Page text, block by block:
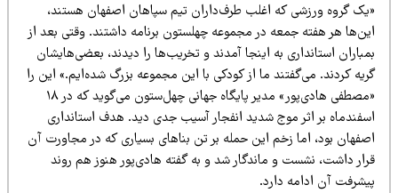
گروه ورزشی که اغلب طرف‌داران تیم سپاهان اصفهان هستند،
هر هفته جمعه در مجموعه چهلستون برنامه داشتند. وقتی بعد از
استانداری به اینجا آمدند و تخریب‌ها را دیدند، بعضی‌هایشان
کردند. می‌گفتند ما از کودکی با این مجموعه بزرگ شده‌ایم.» این را
«مصطفی هادی‌پور» مدیر پایگاه جهانی چهل‌ستون می‌گوید که در ۱۸
بر اثر موج شدید انفجار آسیب جدی دید. هدف استانداری
بود، اما زخم این حمله بر تن بناهای بسیاری که در مجاورت آن
داشت، نشست و ماندگار شد و به گفته هادی‌پور هنوز هم روند
آن ادامه دارد.